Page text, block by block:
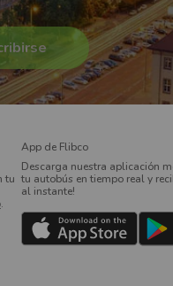
tu
.
App de Flibco
Descarga nuestra aplicación
tu autobús en tiempo real y
al instante!